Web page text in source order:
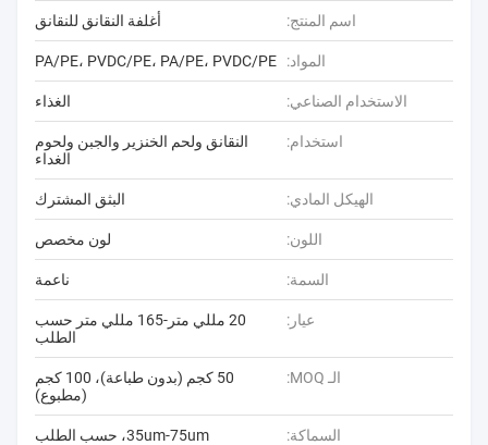
اسم المنتج: أغلفة النقانق للنقانق
المواد: PA/PE، PVDC/PE، PA/PE، PVDC/PE
الاستخدام الصناعي: الغذاء
استخدام:
النقانق ولحم الخنزير والجبن ولحوم
الغداء
الهيكل المادي: البثق المشترك
اللون: لون مخصص
السمة: ناعمة
عيار:
20 مللي متر-165 مللي متر حسب
الطلب
الـ MOQ:
50 كجم (بدون طباعة)، 100 كجم
(مطبوع)
السماكة: 35um-75um، حسب الطلب